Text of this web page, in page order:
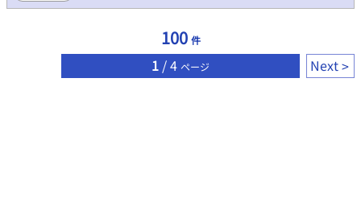
100 件
1 / 4 ページ Next